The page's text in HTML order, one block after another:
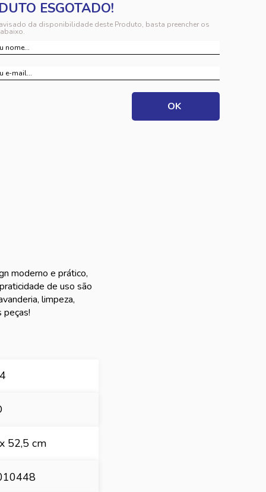
da disponibilidade deste Produto, basta preencher os
moderno e prático,
de uso são
limpeza,
peças!
52,5 cm